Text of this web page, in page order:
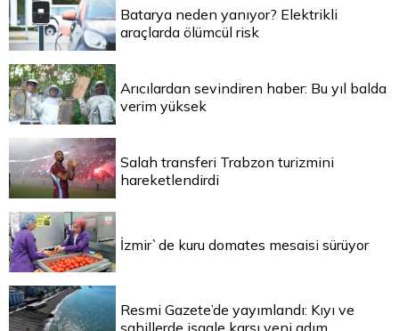
Batarya neden yanıyor? Elektrikli
araçlarda ölümcül risk
Arıcılardan sevindiren haber: Bu yıl balda
verim yüksek
Salah transferi Trabzon turizmini
hareketlendirdi
İzmir`de kuru domates mesaisi sürüyor
Resmi Gazete’de yayımlandı: Kıyı ve